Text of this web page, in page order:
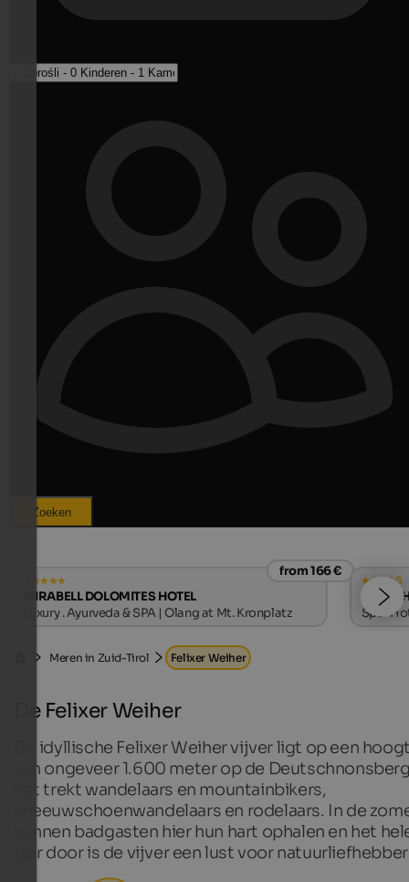
Zoeken
from 166 €
MIRABELL DOLOMITES HOTEL
Luxury . Ayurveda & SPA | Olang at Mt. Kronplatz
s
Spa-
Meren in Zuid-Tirol Felixer Weiher
De Felixer Weiher
De idyllische Felixer Weiher vijver ligt op een
van ongeveer 1.600 meter op de
het trekt wandelaars en mountainbikers,
sneeuwschoenwandelaars en rodelaars. In de
kunnen badgasten hier hun hart ophalen en het
jaar door is de vijver een lust voor